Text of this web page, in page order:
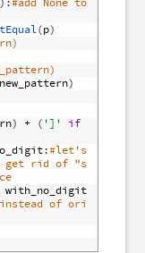
(p)
new_pattern)
) + ( ']' if
:#let's
get rid of "s
with_no_digit
of ori